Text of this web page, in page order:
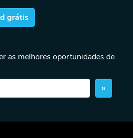
grátis
as melhores oportunidades de
»